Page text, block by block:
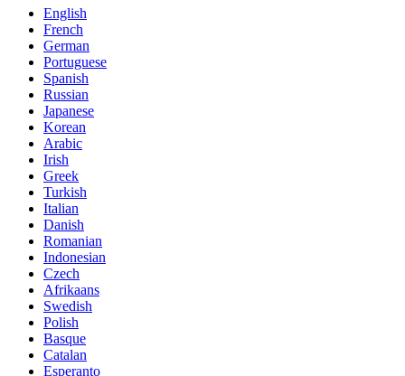
English
French
German
Portuguese
Spanish
Russian
Japanese
Korean
Arabic
Irish
Greek
Turkish
Italian
Danish
Romanian
Indonesian
Czech
Afrikaans
Swedish
Polish
Basque
Catalan
Esperanto